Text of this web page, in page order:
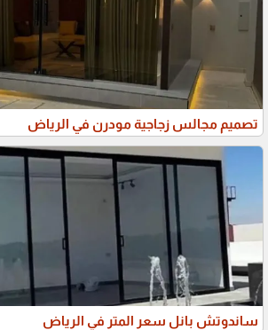
تصميم مجالس زجاجية مودرن في الرياض
ساندوتش بانل سعر المتر في الرياض